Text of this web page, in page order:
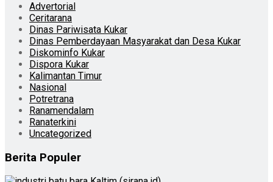
Advertorial
Ceritarana
Dinas Pariwisata Kukar
Dinas Pemberdayaan Masyarakat dan Desa Kukar
Diskominfo Kukar
Dispora Kukar
Kalimantan Timur
Nasional
Potretrana
Ranamendalam
Ranaterkini
Uncategorized
Berita Populer